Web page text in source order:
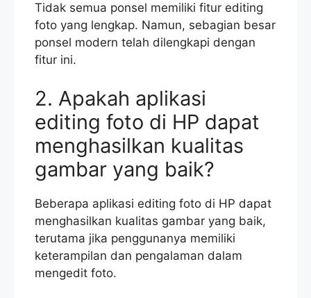
Tidak semua ponsel memiliki fitur editing
foto yang lengkap. Namun, sebagian besar
ponsel modern telah dilengkapi dengan
fitur ini.
2. Apakah aplikasi
editing foto di HP dapat
menghasilkan kualitas
gambar yang baik?
Beberapa aplikasi editing foto di HP dapat
menghasilkan kualitas gambar yang baik,
terutama jika penggunanya memiliki
keterampilan dan pengalaman dalam
mengedit foto.